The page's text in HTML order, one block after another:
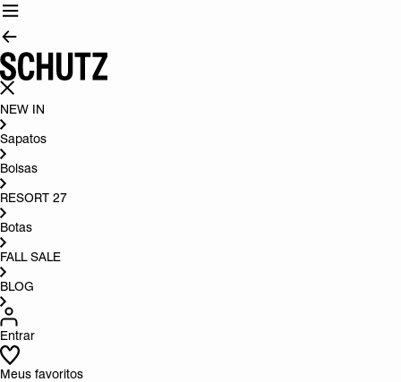
NEW IN
Sapatos
Bolsas
RESORT 27
Botas
FALL SALE
BLOG
Entrar
Meus favoritos